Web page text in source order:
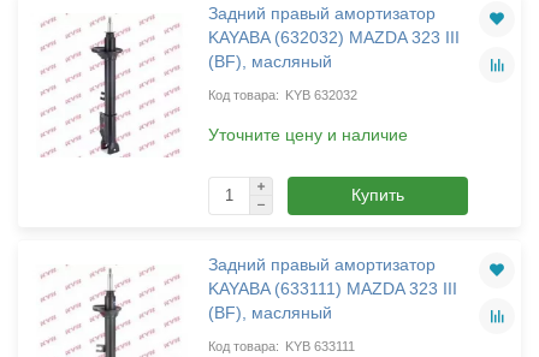
Задний правый амортизатор
KAYABA (632032) MAZDA 323 III
(BF), масляный
KYB 632032
Уточните цену и наличие
Купить
Задний правый амортизатор
KAYABA (633111) MAZDA 323 III
(BF), масляный
KYB 633111